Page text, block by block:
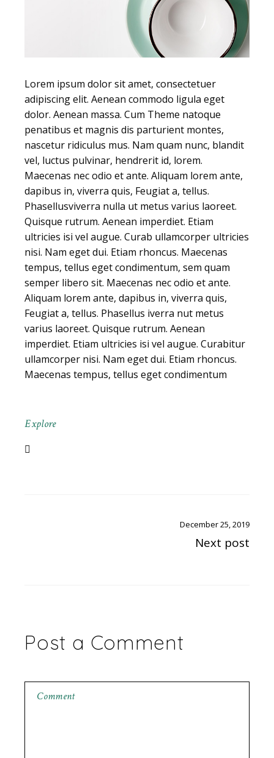
Lorem ipsum dolor sit amet, consectetuer
adipiscing elit. Aenean commodo ligula eget
dolor. Aenean massa. Cum Theme natoque
penatibus et magnis dis parturient montes,
nascetur ridiculus mus. Nam quam nunc, blandit
vel, luctus pulvinar, hendrerit id, lorem.
Maecenas nec odio et ante. Aliquam lorem ante,
dapibus in, viverra quis, Feugiat a, tellus.
Phasellusviverra nulla ut metus varius laoreet.
Quisque rutrum. Aenean imperdiet. Etiam
ultricies isi vel augue. Curab ullamcorper ultricies
nisi. Nam eget dui. Etiam rhoncus. Maecenas
tempus, tellus eget condimentum, sem quam
semper libero sit. Maecenas nec odio et ante.
Aliquam lorem ante, dapibus in, viverra quis,
Feugiat a, tellus. Phasellus iverra nut metus
varius laoreet. Quisque rutrum. Aenean
imperdiet. Etiam ultricies isi vel augue. Curabitur
ullamcorper nisi. Nam eget dui. Etiam rhoncus.
Maecenas tempus, tellus eget condimentum
Explore
December 25, 2019
Next post
Post a Comment